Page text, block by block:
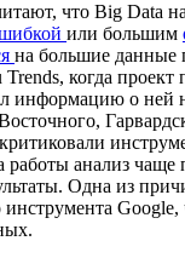
что Big Data
или большим
на большие данные
Trends, когда
информацию о ней
работы анализ чаще
Одна из
инструмента